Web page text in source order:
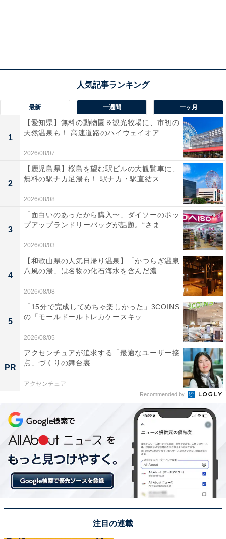
カラー：ブラウン・カーキ・ネイビー
毎月2枚、100円割引クーポンが付いたカレンダー。これ
だけで2400円分ですね。リンガーハットの福袋に入って
いる歳時記カレンダーは、読み物としても満足できるほ
ど情報満載です。
スープ濃縮タイプ・工場名物かりんとう
最新 一週間 一ヶ月
1
【愛知県】無料の動物園＆観光牧場に、市初の
天然温泉も！ 高速道路のハイウェイオア...
2026/08/07
2
【鹿児島県】桜島を望む駅ビルの大観覧車に、
無料の駅ナカ足湯も！ 駅ナカ・駅直結ス...
2026/08/08
3
「面白いのあったから購入〜」ダイソーのポッ
プアップランドリーバッグが話題。“さま...
2026/08/03
4
【和歌山県の人気日帰り温泉】「かつらぎ温泉
八風の湯」は名物の化石海水を含んだ濃...
2026/08/08
5
「15分で完成してめちゃ楽しかった」3COINS
の「モールドールトレカケースキッ...
2026/08/05
PR
アクセンチュアが追求する「最適なユーザー接
点」づくりの舞台裏
アクセンチュア
Recommended by
注目の連載